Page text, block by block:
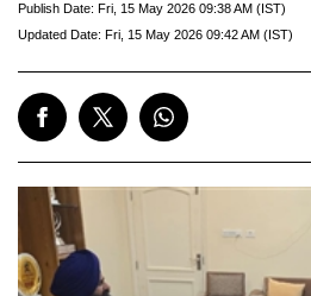
Publish Date: Fri, 15 May 2026 09:38 AM (IST)
Updated Date: Fri, 15 May 2026 09:42 AM (IST)